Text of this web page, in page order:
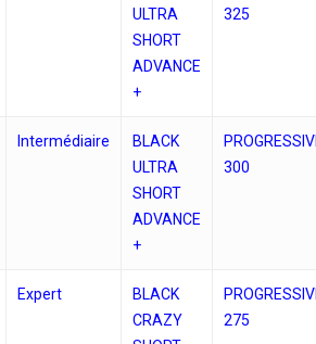
ULTRA
SHORT
ADVANCE
+
325
Intermédiaire
BLACK
ULTRA
SHORT
ADVANCE
+
300
Expert
BLACK
CRAZY
275